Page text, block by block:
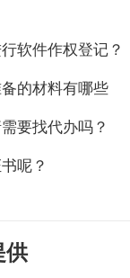
软件作权登记？
的材料有哪些
要找代办吗？
呢？
供